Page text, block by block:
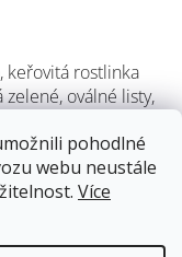
pohodlné
webu neustále
Více
keřovitá rostlinka
oválné listy,
barvy; podle